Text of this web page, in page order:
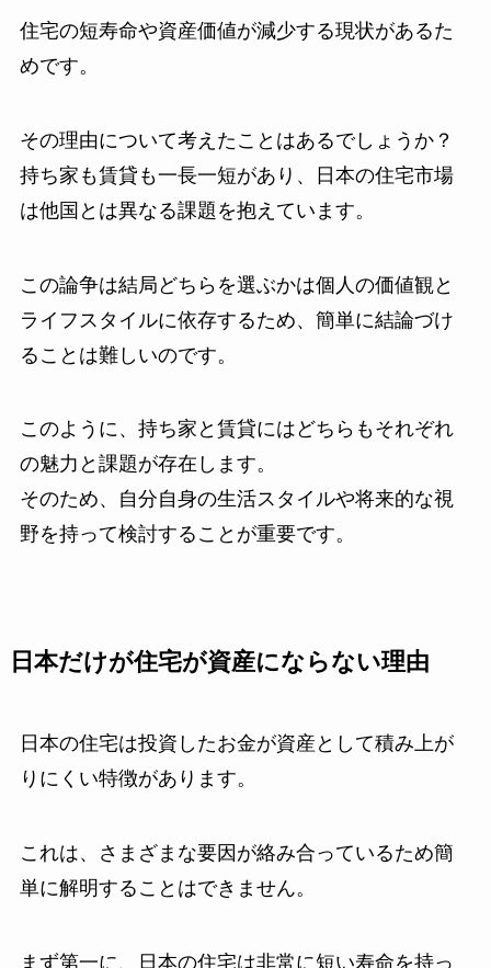
住宅の短寿命や資産価値が減少する現状があるた
めです。
その理由について考えたことはあるでしょうか？
持ち家も賃貸も一長一短があり、日本の住宅市場
は他国とは異なる課題を抱えています。
この論争は結局どちらを選ぶかは個人の価値観と
ライフスタイルに依存するため、簡単に結論づけ
ることは難しいのです。
このように、持ち家と賃貸にはどちらもそれぞれ
の魅力と課題が存在します。
そのため、自分自身の生活スタイルや将来的な視
野を持って検討することが重要です。
日本だけが住宅が資産にならない理由
日本の住宅は投資したお金が資産として積み上が
りにくい特徴があります。
これは、さまざまな要因が絡み合っているため簡
単に解明することはできません。
まず第一に、日本の住宅は非常に短い寿命を持っ